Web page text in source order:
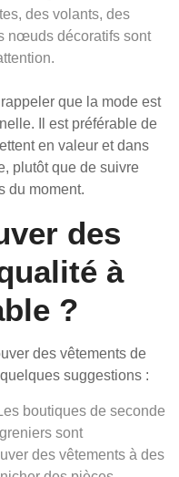
des volants, des
nœuds décoratifs sont
que la mode est
Il est préférable de
en valeur et dans
plutôt que de suivre
du moment.
des
à
?
des vêtements de
suggestions :
boutiques de seconde
sont
des vêtements à des